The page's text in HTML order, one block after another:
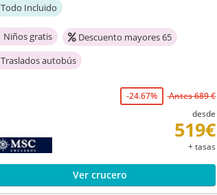
Todo Incluido
Niños gratis
Descuento mayores 65
Traslados autobús
-24.67%
Antes 689 €
desde
519€
+ tasas
Ver crucero